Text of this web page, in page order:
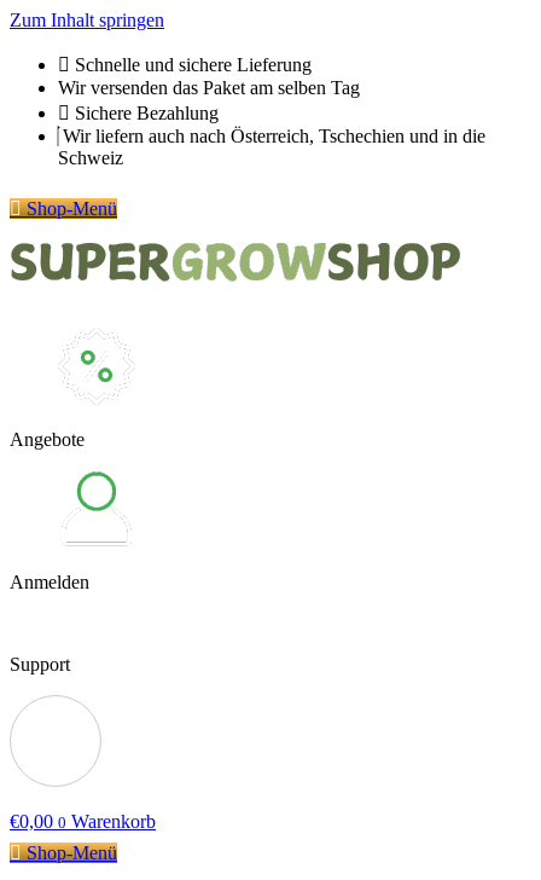
Zum Inhalt springen
Schnelle und sichere Lieferung
Wir versenden das Paket am selben Tag
Sichere Bezahlung
Wir liefern auch nach Österreich, Tschechien und in die
Schweiz
Shop-Menü
Angebote
Anmelden
Support
€0,00 0 Warenkorb
Shop-Menü